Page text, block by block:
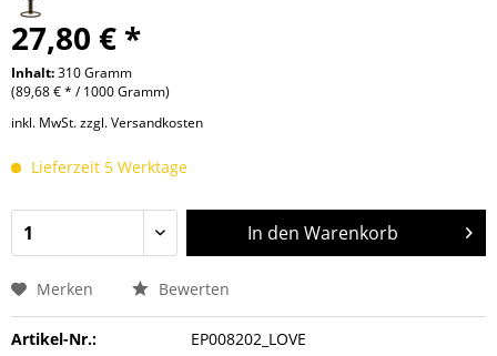
27,80 € *
Inhalt:310 Gramm
(89,68 € * / 1000 Gramm)
inkl. MwSt.zzgl. Versandkosten
Lieferzeit 5 Werktage
In den Warenkorb
Merken Bewerten
Artikel-Nr.:
EP008202_LOVE